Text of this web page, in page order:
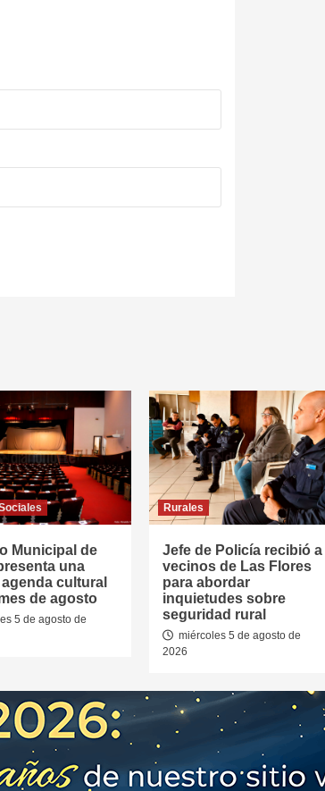
Municipal de
una
cultural
de agosto
5 de agosto de
Rurales
Jefe de Policía recibió a
vecinos de Las Flores
para abordar
inquietudes sobre
seguridad rural
miércoles 5 de agosto de
2026